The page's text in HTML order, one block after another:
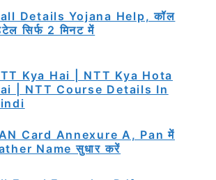
Details Yojana Help, कॉल
सिर्फ 2 मिनट में
Kya Hai | NTT Kya Hota
| NTT Course Details In
Card Annexure A, Pan में
Name सुधार करें